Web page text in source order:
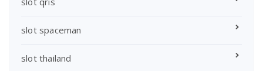
slot spaceman
slot thailand